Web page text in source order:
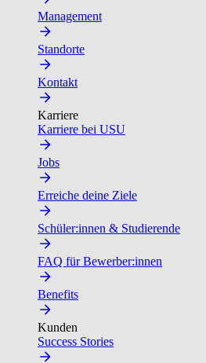
Management
Standorte
Kontakt
Karriere
Karriere bei USU
Jobs
Erreiche deine Ziele
Schüler:innen & Studierende
FAQ für Bewerber:innen
Benefits
Kunden
Success Stories